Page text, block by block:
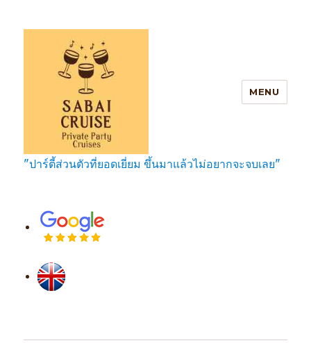
SabaiCruise Private Party Cruises
MENU
"ปาร์ตี้ส่วนตัวที่ยอดเยี่ยม ขึ้นมาแล้วไม่อยากจะจบเลย"